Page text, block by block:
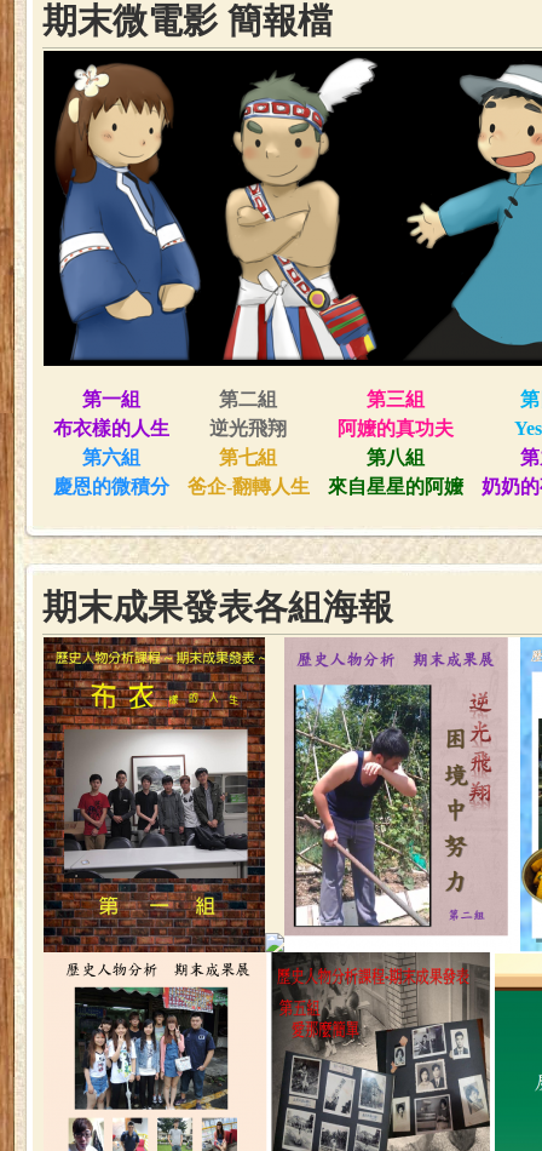
期末微電影 簡報檔
第一組
布衣樣的人生
第二組
逆光飛翔
第三組
阿嬤的真功夫
第六組
慶恩的微積分
第七組
爸企-翻轉人生
第八組
來自星星的阿嬤
奶奶
期末成果發表各組海報